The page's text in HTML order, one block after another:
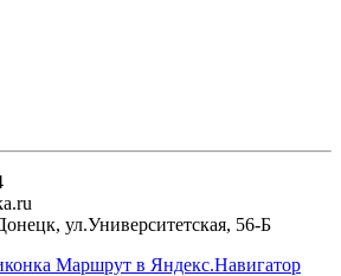
, ул.Университетская, 56-Б
Маршрут в Яндекс.Навигатор